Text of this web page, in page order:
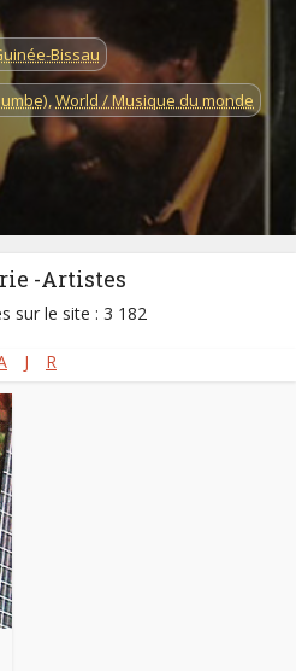
Bissau
,World / Musique du monde
-Artistes
sur le site : 3 182
J R